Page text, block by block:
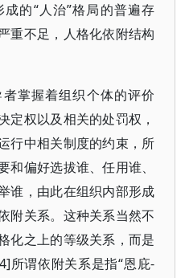
的“人治”格局的普遍存
重不足，人格化依附结构
掌握着组织个体的评价
定权以及相关的处罚权，
行中相关制度的约束，所
和偏好选拔谁、任用谁、
谁，由此在组织内部形成
附关系。这种关系当然不
化之上的等级关系，而是
所谓依附关系是指“恩庇-